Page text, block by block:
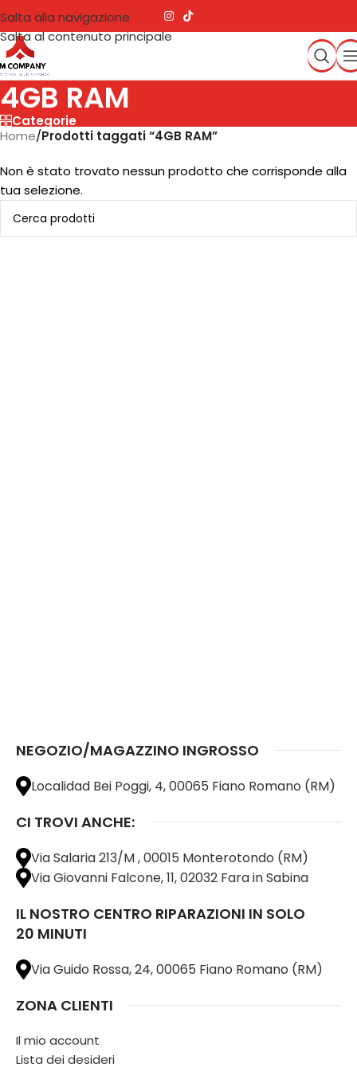
Salta alla navigazione
Salta al contenuto principale
4GB RAM
Categorie
Home/Prodotti taggati “4GB RAM”
Non è stato trovato nessun prodotto che corrisponde alla
tua selezione.
NEGOZIO/MAGAZZINO INGROSSO
Localidad Bei Poggi, 4, 00065 Fiano Romano (RM)
CI TROVI ANCHE:
Via Salaria 213/M , 00015 Monterotondo (RM)
Via Giovanni Falcone, 11, 02032 Fara in Sabina
IL NOSTRO CENTRO RIPARAZIONI IN SOLO
20 MINUTI
Via Guido Rossa, 24, 00065 Fiano Romano (RM)
ZONA CLIENTI
Il mio account
Lista dei desideri